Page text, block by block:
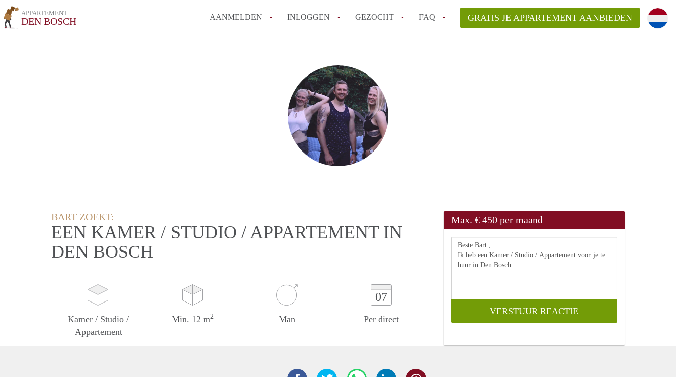
APPARTEMENT
DEN BOSCH AANMELDEN INLOGGEN GEZOCHT FAQ
How to translate AppartementDenBosch!
Wat is AppartementDenBosch?
Hoeveel kost het om te reageren op een Appartement in Den Bosch?
Wat is de privacyverklaring van AppartementDenBosch?
Berekent AppartementDenBosch
makelaarsvergoeding/bemiddelingsvergoeding?
Alle veelgestelde vragen
GRATIS JE APPARTEMENT AANBIEDEN
BART ZOEKT:
EEN KAMER / STUDIO / APPARTEMENT IN
DEN BOSCH
Kamer / Studio /
Appartement
Min. 12 m2 Man
07
Per direct
Max. € 450 per maand